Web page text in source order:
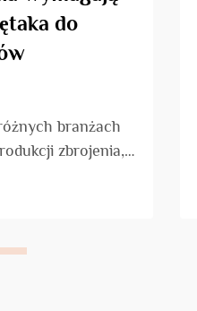
do
branżach
zbrojenia,
przedsiębiorstw